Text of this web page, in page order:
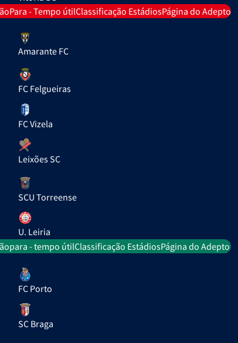
- Tempo útilClassificação EstádiosPágina do Adepto
Amarante FC
FC Felgueiras
FC Vizela
Leixões SC
SCU Torreense
U. Leiria
- tempo útilClassificação EstádiosPágina do Adepto
FC Porto
SC Braga